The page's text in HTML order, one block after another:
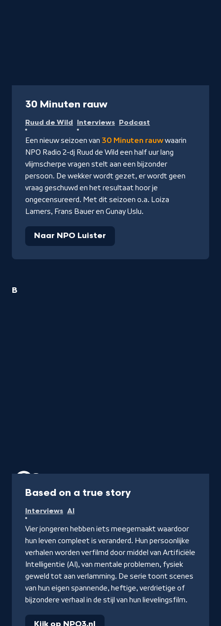
30 Minuten rauw
Ruud de Wild Interviews Podcast
Een nieuw seizoen van 30 Minuten rauwwaarin
NPO Radio 2-dj Ruud de Wild een half uur lang
vlijmscherpe vragen stelt aan een bijzonder
persoon. De wekker wordt gezet, er wordt geen
vraag geschuwd en het resultaat hoor je
ongecensureerd. Met dit seizoen o.a. Loiza
Lamers, Frans Bauer en Gunay Uslu.
Naar NPO Luister
7
B
Based on a true story
Interviews AI
Vier jongeren hebben iets meegemaakt waardoor
hun leven compleet is veranderd. Hun persoonlijke
verhalen worden verfilmd door middel van Artificiële
Intelligentie (AI), van mentale problemen, fysiek
geweld tot aan verlamming. De serie toont scenes
van hun eigen spannende, heftige, verdrietige of
bijzondere verhaal in de stijl van hun lievelingsfilm.
Kijk op NPO3.nl